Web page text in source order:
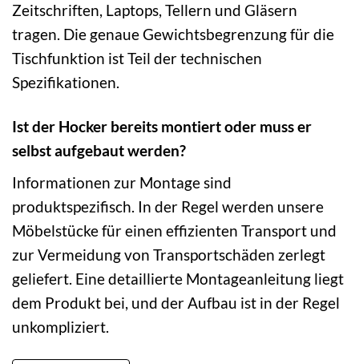
Zeitschriften, Laptops, Tellern und Gläsern
tragen. Die genaue Gewichtsbegrenzung für die
Tischfunktion ist Teil der technischen
Spezifikationen.
Ist der Hocker bereits montiert oder muss er
selbst aufgebaut werden?
Informationen zur Montage sind
produktspezifisch. In der Regel werden unsere
Möbelstücke für einen effizienten Transport und
zur Vermeidung von Transportschäden zerlegt
geliefert. Eine detaillierte Montageanleitung liegt
dem Produkt bei, und der Aufbau ist in der Regel
unkompliziert.